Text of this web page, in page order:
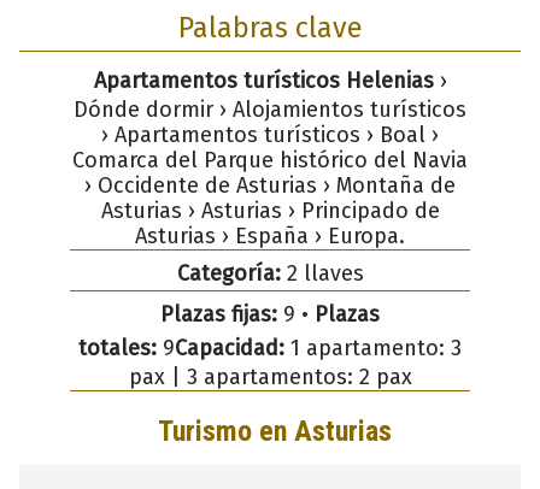
Palabras clave
Apartamentos turísticos Helenias›
Dónde dormir › Alojamientos turísticos
› Apartamentos turísticos › Boal ›
Comarca del Parque histórico del Navia
› Occidente de Asturias › Montaña de
Asturias › Asturias › Principado de
Asturias › España › Europa.
Categoría:2 llaves
Plazas fijas: 9 • Plazas
totales: 9Capacidad: 1 apartamento: 3
pax | 3 apartamentos: 2 pax